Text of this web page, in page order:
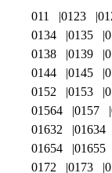
011 0123
0134
0135
0138
0139
0144
0145
0152
0153
01564
0157
01632
01634
01654
01655
0172
0173